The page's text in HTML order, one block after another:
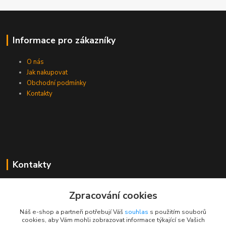
Informace pro zákazníky
O nás
Jak nakupovat
Obchodní podmínky
Kontakty
Kontakty
+420 733 530 378
(Po-Pá, 8-15 hod.)
Zpracování cookies
Náš e-shop a partneři potřebují Váš souhlas s použitím souborů
cookies, aby Vám mohli zobrazovat informace týkající se Vašich